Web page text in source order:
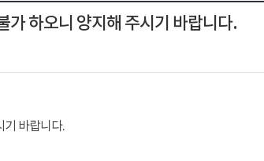
하오니 양지해 주시기 바랍니다.
기 바랍니다.